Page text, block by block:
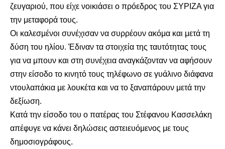
ζευγαριού, που είχε νοικιάσει ο πρόεδρος του ΣΥΡΙΖΑ για
την μεταφορά τους.
Οι καλεσμένοι συνέχισαν να συρρέουν ακόμα και μετά τη
δύση του ηλίου. Έδιναν τα στοιχεία της ταυτότητας τους
για να μπουν και στη συνέχεια αναγκάζονταν να αφήσουν
στην είσοδο το κινητό τους τηλέφωνο σε γυάλινο διάφανα
ντουλαπάκια με λουκέτα και να το ξαναπάρουν μετά την
δεξίωση.
Κατά την είσοδο του ο πατέρας του Στέφανου Κασσελάκη
απέφυγε να κάνει δηλώσεις αστειευόμενος με τους
δημοσιογράφους.